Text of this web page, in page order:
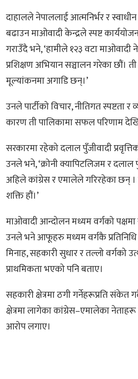
दाहालले नेपाललाई आत्मनिर्भर र स्वाधीन
बढाउन माओवादी केन्द्रले स्पष्ट
गराउँदै भने, ‘हामीले १२३ वटा माओवादी
प्रशिक्षण अभियान सञ्चालन गरेका छौं।
मूल्यांकनमा अगाडि छन्।’
उनले पार्टीको विचार, नीतिगत स्पष्टता र
कारण ती पालिकामा सफल परिणाम
सरकारमा रहेको दलाल पुँजीवादी
उनले भने, ‘क्रोनी क्यापिटलिजम र दलाल
अहिले कांग्रेस र एमालेले गरिरहेका छन्
शक्ति हौं।’
माओवादी आन्दोलन मध्यम वर्गको
उनले भने आफूहरु मध्यम वर्गकै
मिनाह, सहकारी सुधार र तल्लो वर्गको
प्राथमिकता भएको पनि बताए।
सहकारी क्षेत्रमा ठगी गर्नेहरूप्रति संकेत
क्षेत्रमा लागेका कांग्रेस–एमालेका
आरोप लगाए।